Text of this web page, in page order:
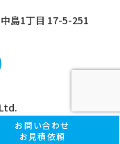
お問い合わせ
お見積依頼
島1丁目 17-5-251